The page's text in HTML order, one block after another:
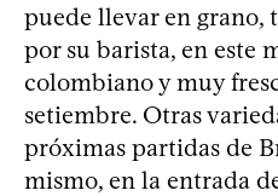
puede llevar en grano,
por su barista, en este
colombiano y muy
setiembre. Otras
próximas partidas de
mismo, en la entrada